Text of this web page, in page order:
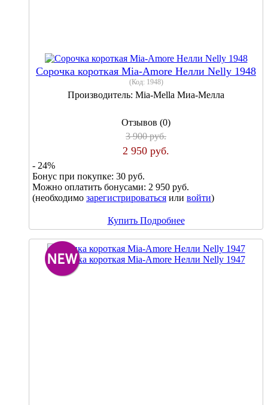
Сорочка короткая Mia-Amore Нелли Nelly 1948
(Код: 1948)
Производитель: Mia-Mella Миа-Мелла
Отзывов (0)
3 900 руб.
2 950 руб.
- 24%
Бонус при покупке: 30 руб.
Можно оплатить бонусами: 2 950 руб.
(необходимо зарегистрироваться или войти)
Купить Подробнее